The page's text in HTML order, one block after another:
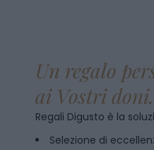
Un regalo
ai Vostri doni.
Regali Digusto è la
Selezione di